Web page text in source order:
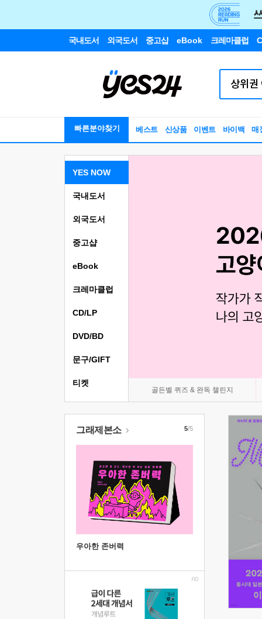
국내도서 외국도서 중고샵 eBook 크레마클럽
빠른분야찾기 베스트 신상품 이벤트 바이백 매
YES NOW
골든벨 퀴즈 & 완독 챌린지
국내도서
외국도서
중고샵
eBook
크레마클럽
CD/LP
DVD/BD
문구/GIFT
티켓
그래제본소
우아한 존버력
5/5